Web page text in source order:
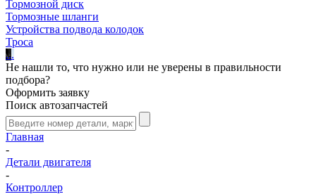
Тормозной диск
Тормозные шланги
Устройства подвода колодок
Троса
...
Не нашли то, что нужно или не уверены в правильности
подбора?
Оформить заявку
Поиск автозапчастей
Главная
-
Детали двигателя
-
Контроллер